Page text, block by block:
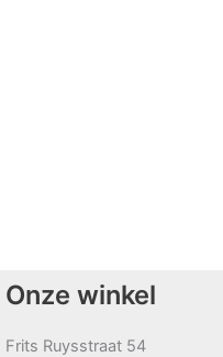
Onze winkel
Frits Ruysstraat 54